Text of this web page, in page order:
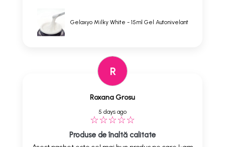
Gelaxyo Milky White - 15ml Gel Autonivelant
R
Roxana Grosu
5 days ago
Produse de înaltă calitate